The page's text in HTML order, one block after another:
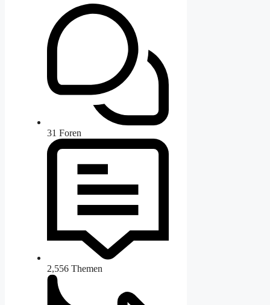
31 Foren
2,556 Themen